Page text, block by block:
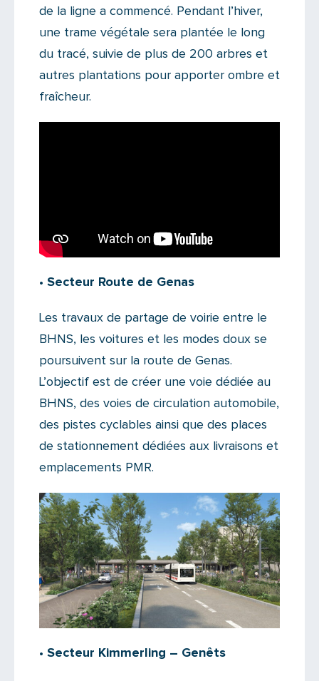
de la ligne a commencé. Pendant l’hiver,
une trame végétale sera plantée le long
du tracé, suivie de plus de 200 arbres et
autres plantations pour apporter ombre et
fraîcheur.
• Secteur Route de Genas
Les travaux de partage de voirie entre le
BHNS, les voitures et les modes doux se
poursuivent sur la route de Genas.
L’objectif est de créer une voie dédiée au
BHNS, des voies de circulation automobile,
des pistes cyclables ainsi que des places
de stationnement dédiées aux livraisons et
emplacements PMR.
• Secteur Kimmerling – Genêts